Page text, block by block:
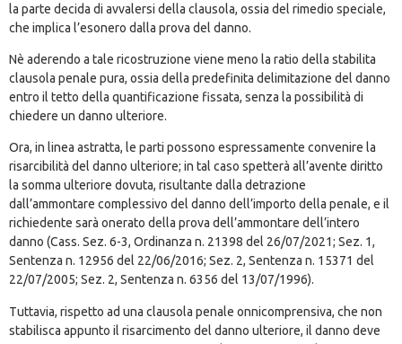
la parte decida di avvalersi della clausola, ossia del rimedio speciale,
che implica l’esonero dalla prova del danno.
Nè aderendo a tale ricostruzione viene meno la ratio della stabilita
clausola penale pura, ossia della predefinita delimitazione del danno
entro il tetto della quantificazione fissata, senza la possibilità di
chiedere un danno ulteriore.
Ora, in linea astratta, le parti possono espressamente convenire la
risarcibilità del danno ulteriore; in tal caso spetterà all’avente diritto
la somma ulteriore dovuta, risultante dalla detrazione
dall’ammontare complessivo del danno dell’importo della penale, e il
richiedente sarà onerato della prova dell’ammontare dell’intero
danno (Cass. Sez. 6-3, Ordinanza n. 21398 del 26/07/2021; Sez. 1,
Sentenza n. 12956 del 22/06/2016; Sez. 2, Sentenza n. 15371 del
22/07/2005; Sez. 2, Sentenza n. 6356 del 13/07/1996).
Tuttavia, rispetto ad una clausola penale onnicomprensiva, che non
stabilisca appunto il risarcimento del danno ulteriore, il danno deve